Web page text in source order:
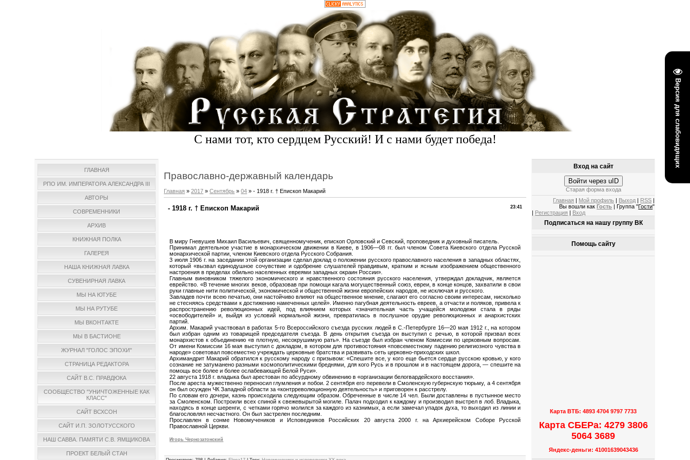
Версия для слабовидящих
С нами тот, кто сердцем Русский! И с нами будет победа!
ГЛАВНАЯ
РПО ИМ. ИМПЕРАТОРА АЛЕКСАНДРА III
АВТОРЫ
СОВРЕМЕННИКИ
АРХИВ
КНИЖНАЯ ПОЛКА
ГАЛЕРЕЯ
НАША КНИЖНАЯ ЛАВКА
СУВЕНИРНАЯ ЛАВКА
МЫ НА ЮТУБЕ
МЫ НА РУТУБЕ
МЫ ВКОНТАКТЕ
МЫ В БАСТИОНЕ
ЖУРНАЛ "ГОЛОС ЭПОХИ"
СТРАНИЦА РЕДАКТОРА
САЙТ В.С. ПРАВДЮКА
СООБЩЕСТВО "УНИЧТОЖЕННЫЕ КАК
КЛАСС"
САЙТ ВСХСОН
САЙТ И.П. ЗОЛОТУССКОГО
НАШ САВВА. ПАМЯТИ С.В. ЯМЩИКОВА
ПРОЕКТ БЕЛЫЙ СТАН
Православно-державный календарь
Главная »2017 » Сентябрь » 04 » - 1918 г. † Епископ Макарий
23:41
- 1918 г. † Епископ Макарий
В миру Гневушев Михаил Васильевич, священномученик, епископ Орловский и Севский, проповедник и духовный писатель.
Принимал деятельное участие в монархическом движении в Киеве, в 1906—08 гг. был членом Совета Киевского отдела Русской
монархической партии, членом Киевского отдела Русского Собрания.
3 июля 1906 г. на заседании этой организации сделал доклад о положении русского православного населения в западных областях,
который «вызвал единодушное сочувствие и одобрение слушателей правдивым, кратким и ясным изображением общественного
настроения в пределах обильно населенных евреями западных окраин России».
Главным виновником тяжелого экономического и нравственного состояния русского населения, утверждал докладчик, является
еврейство. «В течение многих веков, образовав при помощи кагала могущественный союз, евреи, в конце концов, захватили в свои
руки главные нити политической, экономической и общественной жизни европейских народов, не исключая и русского.
Завладев почти всею печатью, они настойчиво влияют на общественное мнение, слагают его согласно своим интересам, нисколько
не стесняясь средствами к достижению намеченных целей». Именно пагубная деятельность евреев, а отчасти и поляков, привела к
распространению революционных идей, под влиянием которых «значительная часть учащейся молодежи стала в ряды
«освободителей» и, выйдя из условий нормальной жизни, превратилась в послушное орудие революционных и анархистских
партий.
Архим. Макарий участвовал в работах 5-го Всероссийского съезда русских людей в С.-Петербурге 16—20 мая 1912 г., на котором
был избран одним из товарищей председателя съезда. В день открытия съезда он выступил с речью, в которой призвал всех
монархистов к объединению «в плотную, несокрушимую рать». На съезде был избран членом Комиссии по церковным вопросам.
От имени Комиссии 16 мая выступил с докладом, в котором для противостояния «повсеместному падению религиозного чувства в
народе» советовал повсеместно учреждать церковные братства и развивать сеть церковно-приходских школ.
Архимандрит Макарий обратился к русскому народу с призывом: «Спешите все, у кого еще бьется сердце русскою кровью, у кого
сознание не затуманено разными космополитическими бреднями, для кого Русь и в прошлом и в настоящем дорога, — спешите на
помощь все более и более ослабевающей Белой Руси».
22 августа 1918 г. владыка был арестован по абсурдному обвинению в «организации белогвардейского восстания».
После ареста мужественно переносил глумления и побои. 2 сентября его перевели в Смоленскую губернскую тюрьму, а 4 сентября
он был осужден ЧК Западной области за «контрреволюционную деятельность» и приговорен к расстрелу.
По словам его дочери, казнь происходила следующим образом. Обреченные в числе 14 чел. Были доставлены в пустынное место
за Смоленском. Построили всех спиной к свежевырытой могиле. Палач подходил к каждому и производил выстрел в лоб. Владыка,
находясь в конце шеренги, с четками горячо молился за каждого из казнимых, а если замечал упадок духа, то выходил из линии и
благословлял несчастного. Он был застрелен последним.
Прославлен в сонме Новомучеников и Исповедников Российских 20 августа 2000 г. на Архиерейском Соборе Русской
Православной Церкви.
Игорь Чернозатонский
Вход на сайт
Войти через uID
Старая форма входа
Главная
Мой профиль Выход RSS
Вы вошли как Гость | Группа "Гости"
Регистрация Вход
Подписаться на нашу группу ВК
Помощь сайту
Карта ВТБ: 4893 4704 9797 7733
Карта СБЕРа: 4279 3806
5064 3689
Яндекс-деньги: 41001639043436